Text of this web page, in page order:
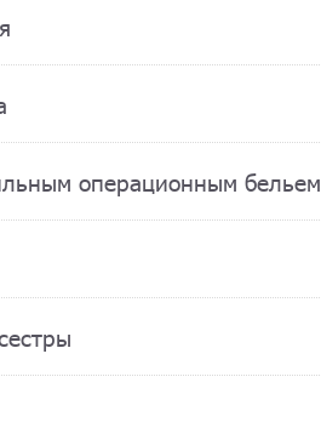
операционным бельем